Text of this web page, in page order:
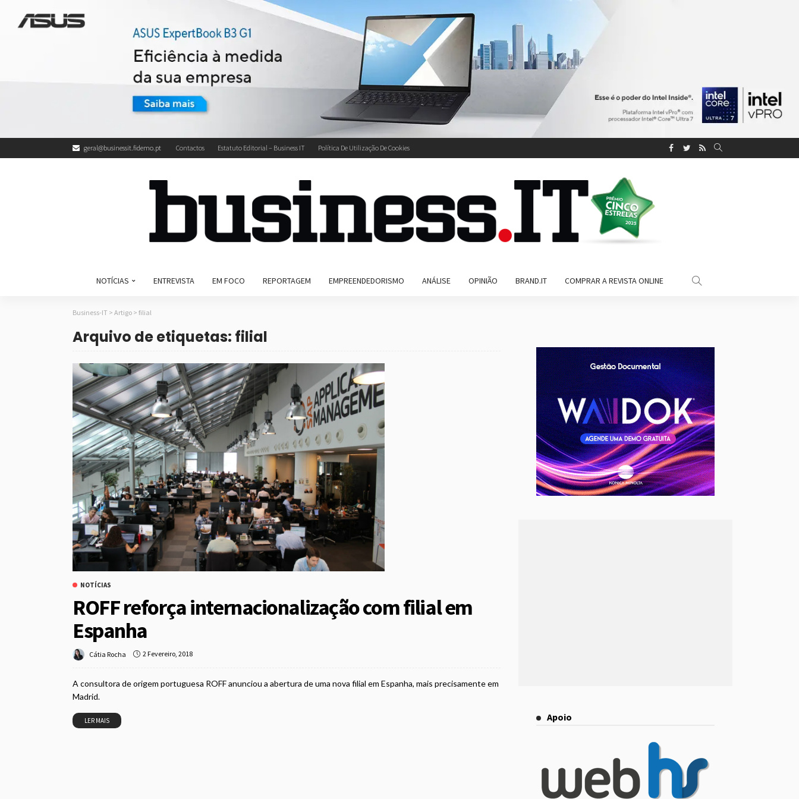
geral@businessit.fidemo.pt Contactos Estatuto Editorial – Business IT Política De Utilização De Cookies
NOTÍCIAS ENTREVISTA EM FOCO REPORTAGEM EMPREENDEDORISMO ANÁLISE OPINIÃO BRAND.IT COMPRAR A REVISTA ONLINE
Business-IT > Artigo > filial
Arquivo de etiquetas: filial
NOTÍCIAS
ROFF reforça internacionalização com filial em
Espanha
Cátia Rocha 2 Fevereiro, 2018
A consultora de origem portuguesa ROFF anunciou a abertura de uma nova filial em Espanha, mais precisamente em
Madrid.
LER MAIS Apoio